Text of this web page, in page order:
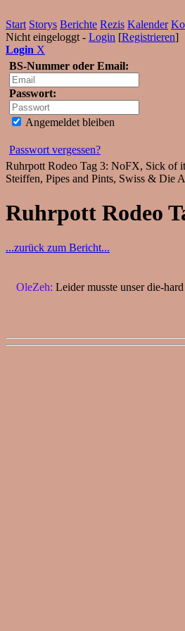
Start Storys Berichte Rezis Kalender
Nicht eingeloggt - Login [Registrieren]
Login X
BS-Nummer oder Email:
Passwort:
Angemeldet bleiben
Passwort vergessen?
Ruhrpott Rodeo Tag 3: NoFX, Sick of
Steiffen, Pipes and Pints, Swiss & Die
Ruhrpott Rodeo
...zurück zum Bericht...
OleZeh: Leider musste unser die-